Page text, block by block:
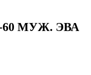
60 МУЖ. ЭВА